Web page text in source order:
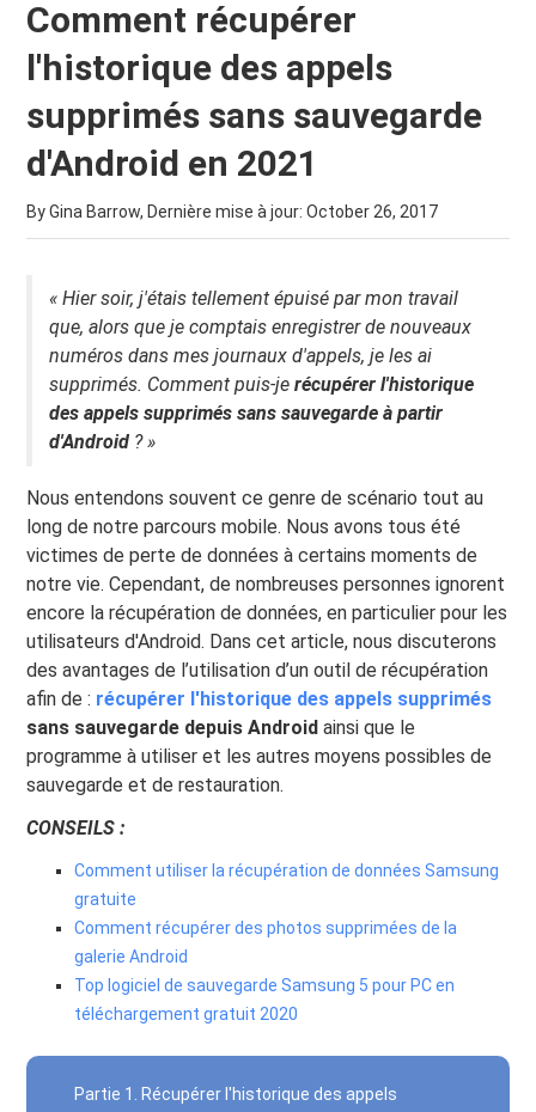
Comment récupérer
l'historique des appels
supprimés sans sauvegarde
d'Android en 2021
By Gina Barrow, Dernière mise à jour:October 26, 2017
« Hier soir, j'étais tellement épuisé par mon travail
que, alors que je comptais enregistrer de nouveaux
numéros dans mes journaux d'appels, je les ai
supprimés. Comment puis-jerécupérer l'historique
des appels supprimés sans sauvegarde à partir
d'Android ? »
Nous entendons souvent ce genre de scénario tout au
long de notre parcours mobile. Nous avons tous été
victimes de perte de données à certains moments de
notre vie. Cependant, de nombreuses personnes ignorent
encore la récupération de données, en particulier pour les
utilisateurs d'Android. Dans cet article, nous discuterons
des avantages de l’utilisation d’un outil de récupération
afin de : récupérer l'historique des appels supprimés
sans sauvegarde depuis Android ainsi que le
programme à utiliser et les autres moyens possibles de
sauvegarde et de restauration.
CONSEILS :
Comment utiliser la récupération de données Samsung
gratuite
Comment récupérer des photos supprimées de la
galerie Android
Top logiciel de sauvegarde Samsung 5 pour PC en
téléchargement gratuit 2020
Partie 1. Récupérer l'historique des appels